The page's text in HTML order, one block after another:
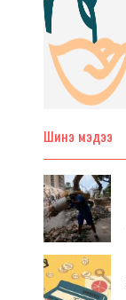
Шинэ мэдээ